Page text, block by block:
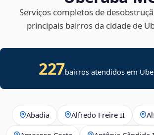
Serviços completos de
principais bairros da cidade de
227bairros atendidos em
Abadia Alfredo Freire II